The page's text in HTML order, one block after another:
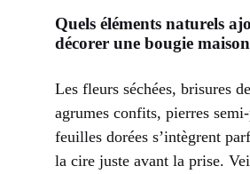
Quels éléments naturels
décorer une bougie
Les fleurs séchées, brisures
agrumes confits, pierres
feuilles dorées s’intègrent
la cire juste avant la prise.